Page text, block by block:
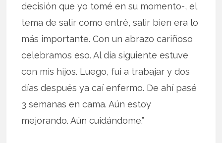
decisión que yo tomé en su momento-, el
tema de salir como entré, salir bien era lo
más importante. Con un abrazo cariñoso
celebramos eso. Al día siguiente estuve
con mis hijos. Luego, fui a trabajar y dos
días después ya caí enfermo. De ahí pasé
3 semanas en cama. Aún estoy
mejorando. Aún cuidándome.”